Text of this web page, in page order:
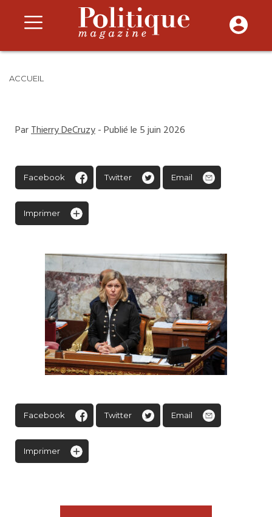
ACCUEIL
ParThierry DeCruzy- Publié le 5 juin 2026
Facebook Twitter Email
Imprimer
Facebook Twitter Email
Imprimer